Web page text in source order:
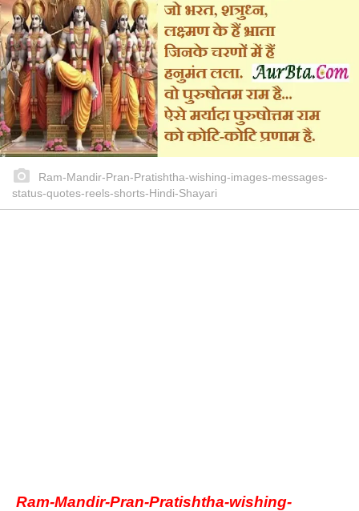
Ram-Mandir-Pran-Pratishtha-wishing-images-messages-
status-quotes-reels-shorts-Hindi-Shayari
Ram-Mandir-Pran-Pratishtha-wishing-